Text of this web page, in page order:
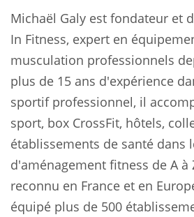
Michaël Galy est fondateur et
In Fitness, expert en
musculation professionnels
plus de 15 ans d'expérience
sportif professionnel, il
sport, box CrossFit, hôtels,
établissements de santé dans
d'aménagement fitness de A à
reconnu en France et en
équipé plus de 500